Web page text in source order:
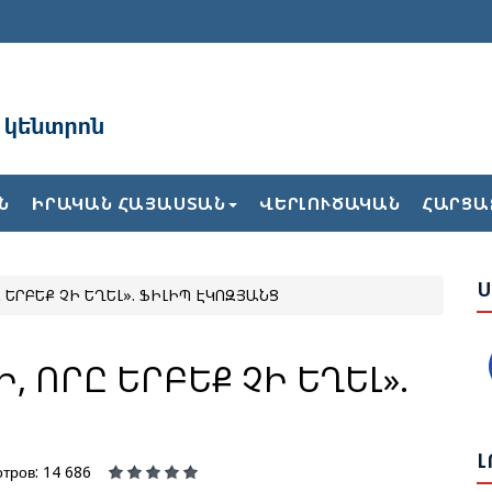
ԻՐԱԿԱՆ ՀԱՅԱՍՏԱՆ ՎԵՐԼՈՒԾԱԿԱՆ
ՉԻ ԵՂԵԼ». ՖԻԼԻՊ ԷԿՈԶՅԱՆՑ
ՈՐԸ ԵՐԲԵՔ ՉԻ ԵՂԵԼ».
14 686